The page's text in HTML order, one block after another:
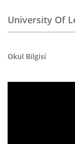
University Of
Okul Bilgisi